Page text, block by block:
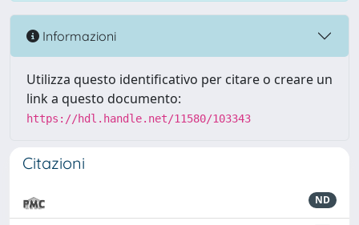
Informazioni
Utilizza questo identificativo per citare o creare un
link a questo documento:
https://hdl.handle.net/11580/103343
Citazioni
ND